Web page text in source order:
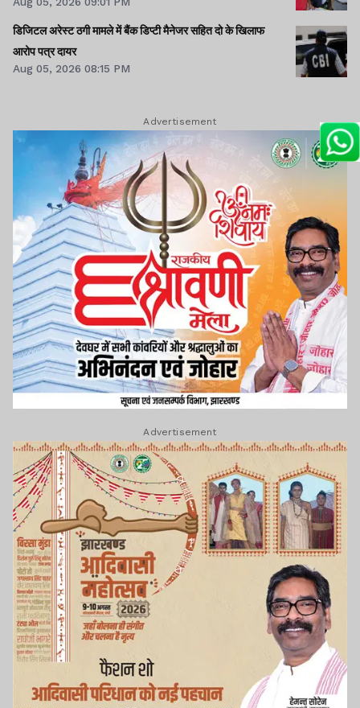
डिजिटल अरेस्ट ठगी मामले में बैंक डिप्टी मैनेजर सहित दो के खिलाफ
आरोप पत्र दायर
Aug 05, 2026 08:15 PM
Advertisement
Advertisement